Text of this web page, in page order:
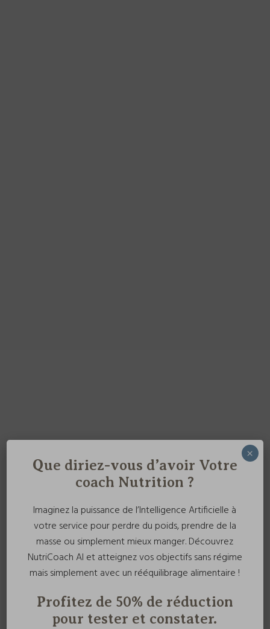
Que diriez-vous d’avoir Votre
coach Nutrition ?
Imaginez la puissance de l’Intelligence Artificielle à
votre service pour perdre du poids, prendre de la
masse ou simplement mieux manger. Découvrez
NutriCoach AI et atteignez vos objectifs sans régime
mais simplement avec un rééquilibrage alimentaire !
Profitez de 50% de réduction
pour tester et constater.
×